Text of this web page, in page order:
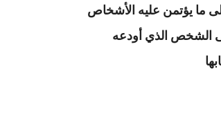
ما يؤتمن عليه الأشخاص
الشخص الذي أودعه